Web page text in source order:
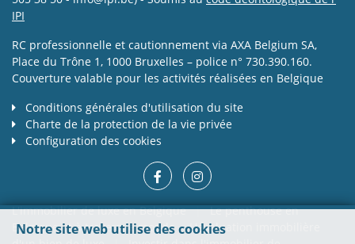
Notre site web utilise des cookies
IPI
RC professionnelle et cautionnement via AXA Belgium SA,
Place du Trône 1, 1000 Bruxelles – police n° 730.390.160.
Couverture valable pour les activités réalisées en Belgique
Conditions générales d'utilisation du site
Charte de la protection de la vie privée
Configuration des cookies
L'immobilier de luxe en Belgique | Le penthouse en
Belgique et à travers le monde
L'évaluation immobilière